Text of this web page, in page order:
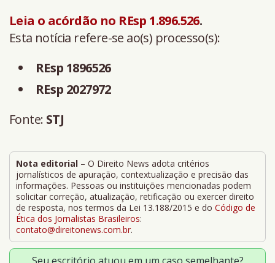
Leia o acórdão no REsp 1.896.526.
Esta notícia refere-se ao(s) processo(s):
REsp 1896526
REsp 2027972
Fonte: STJ
Nota editorial – O Direito News adota critérios
jornalísticos de apuração, contextualização e precisão das
informações. Pessoas ou instituições mencionadas podem
solicitar correção, atualização, retificação ou exercer direito
de resposta, nos termos da Lei 13.188/2015 e do Código de
Ética dos Jornalistas Brasileiros:
contato@direitonews.com.br.
Seu escritório atuou em um caso semelhante?